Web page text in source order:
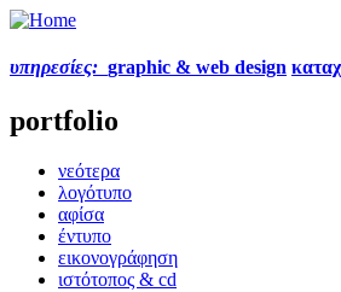
υπηρεσίες: graphic & web design
portfolio
νεότερα
λογότυπο
αφίσα
έντυπο
εικονογράφηση
ιστότοπος & cd